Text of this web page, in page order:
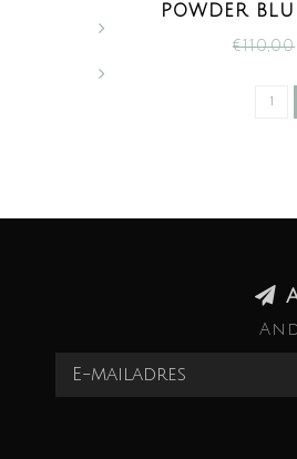
POWDER
€110,00